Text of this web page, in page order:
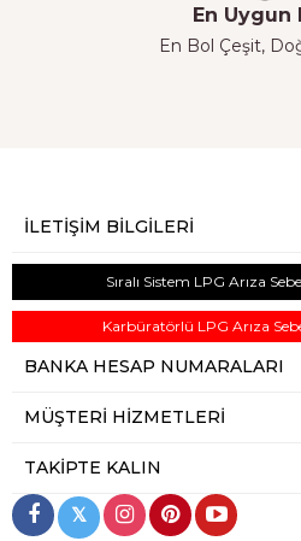
En Uygun
En Bol Çeşit,
İLETIŞIM BILGILERI
Sıralı Sistem LPG Arıza
Karbüratörlü LPG Arıza
BANKA HESAP NUMARALARI
MÜŞTERI HIZMETLERI
TAKIPTE KALIN
𝕏